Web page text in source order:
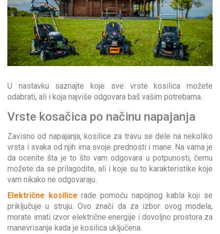
U nastavku saznajte koje sve vrste kosilica možete
odabrati, ali i koja najviše odgovara baš vašim potrebama.
Vrste kosačica po načinu napajanja
Zavisno od napajanja, kosilice za travu se dele na nekoliko
vrsta i svaka od njih ima svoje prednosti i mane. Na vama je
da ocenite šta je to što vam odgovara u potpunosti, čemu
možete da se prilagodite, ali i koje su to karakteristike koje
vam nikako ne odgovaraju.
Električne kosilice rade pomoću napojnog kabla koji se
priključuje u struju. Ovo znači da za izbor ovog modela,
morate imati izvor električne energije i dovoljno prostora za
manevrisanje kada je kosilica uključena.